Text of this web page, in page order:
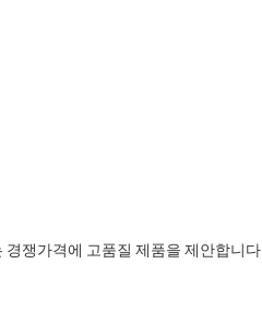
경쟁가격에 고품질 제품을 제안합니다.